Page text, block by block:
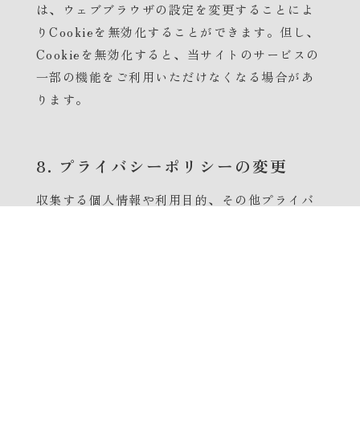
は、ウェブブラウザの設定を変更することによ
りCookieを無効化することができます。但し、
Cookieを無効化すると、当サイトのサービスの
一部の機能をご利用いただけなくなる場合があ
ります。
8. プライバシーポリシーの変更
収集する個人情報や利用目的、その他プライバ